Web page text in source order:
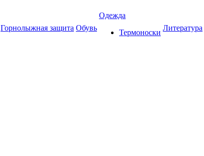
Горнолыжная защита Обувь
Одежда
Термоноски
Литература